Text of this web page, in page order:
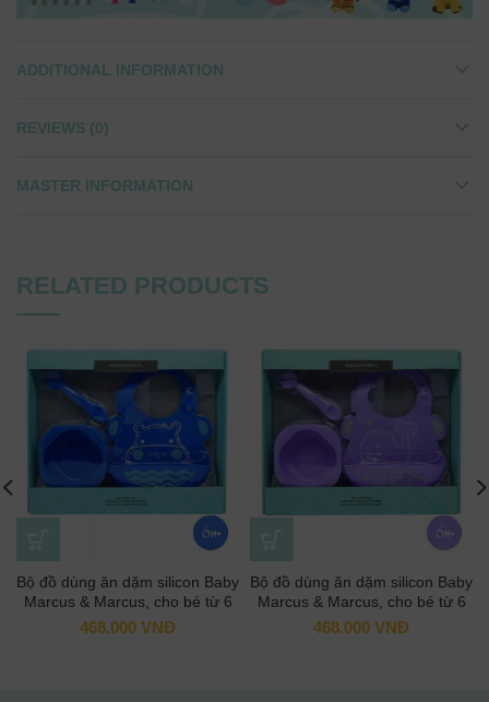
ADDITIONAL INFORMATION
REVIEWS (0)
MASTER INFORMATION
RELATED PRODUCTS
Bộ đồ dùng ăn dặm silicon Baby
Marcus & Marcus, cho bé từ 6
tháng – Lucas
468.000 VNĐ
Bộ đồ dùng ăn dặm silicon Baby
Marcus & Marcus, cho bé từ 6
tháng – Willo
468.000 VNĐ